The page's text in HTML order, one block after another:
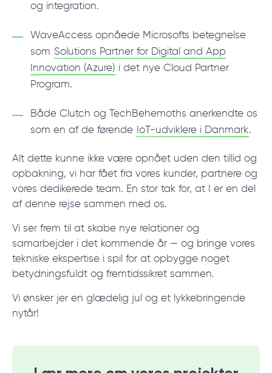
og integration.
WaveAccess opnåede Microsofts betegnelse
som Solutions Partner for Digital and App
Innovation (Azure) i det nye Cloud Partner
Program.
Både Clutch og TechBehemoths anerkendte os
som en af de førende IoT-udviklere i Danmark.
Alt dette kunne ikke være opnået uden den tillid og
opbakning, vi har fået fra vores kunder, partnere og
vores dedikerede team. En stor tak for, at I er en del
af denne rejse sammen med os.
Vi ser frem til at skabe nye relationer og
samarbejder i det kommende år — og bringe vores
tekniske ekspertise i spil for at opbygge noget
betydningsfuldt og fremtidssikret sammen.
Vi ønsker jer en glædelig jul og et lykkebringende
nytår!